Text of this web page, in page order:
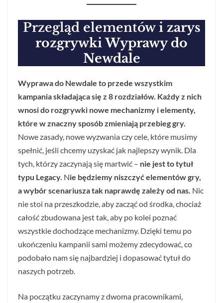
Przegląd elementówi zarys
rozgrywki Wyprawy do
Newdale
Wyprawa do Newdale to przede wszystkim
kampania składająca się z 8 rozdziałów. Każdy z nich
wnosi do rozgrywki nowe mechanizmy i elementy,
które w znaczny sposób zmieniają przebieg gry.
Nowe zasady, nowe wyzwania czy cele, które musimy
spełnić, jeśli chcemy uzyskać jak najlepszy wynik. Dla
tych, którzy zaczynają się martwić – nie jest to tytuł
typu Legacy. Nie będziemy niszczyć elementów gry,
a wybór scenariusza tak naprawdę zależy od nas. Nic
nie stoi na przeszkodzie, aby zacząć od środka, chociaż
całość zbudowana jest tak, aby po kolei poznać
wszystkie dochodzące mechanizmy. Dzięki temu po
ukończeniu kampanii sami możemy zdecydować, co
podobało nam się najbardziej i dopasować tytuł do
naszych potrzeb.
Na początku zaczynamy z dwoma pracownikami,